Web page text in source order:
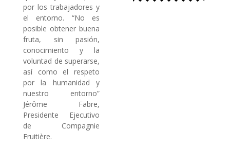
por los trabajadores y
el entorno. “No es
posible obtener buena
fruta, sin pasión,
conocimiento y la
voluntad de superarse,
así como el respeto
por la humanidad y
nuestro entorno”
Jérôme Fabre,
Presidente Ejecutivo
de Compagnie
Fruitière.